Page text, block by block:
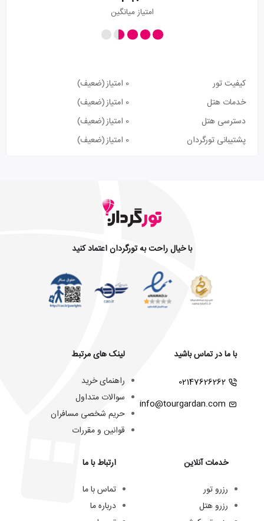
امتیاز میانگین
کیفیت تور 0 امتیاز
(ضعیف)
خدمات هتل
0 امتیاز
(ضعیف)
دسترسی هتل
0 امتیاز
(ضعیف)
پشتیبانی تورگردان
0 امتیاز (ضعیف)
با خیال راحت به تورگردان اعتماد کنید
با ما در تماس باشید
02147626262
info@tourgardan.com
خدمات آنلاین
رزرو تور
رزرو هتل
لینک های مرتبط
راهنمای خرید
سوالات متداول
حریم شخصی مسافران
قوانین و مقررات
ارتباط با ما
تماس با ما
درباره ما